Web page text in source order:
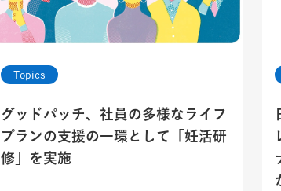
Topics
グッドパッチ、社員の多様なライフ
プランの支援の一環として「妊活研
修」を実施